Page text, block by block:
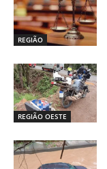
REGIÃO
REGIÃO OESTE